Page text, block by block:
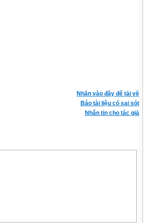
Nhấn vào đây để tải về
Báo tài liệu có sai sót
Nhắn tin cho tác giả